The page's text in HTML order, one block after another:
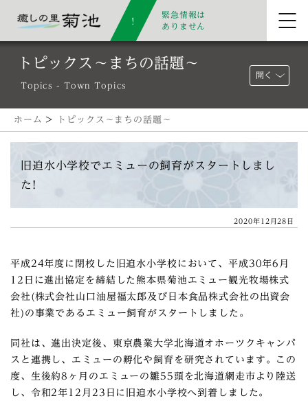
緊急情報は
ありません
トピックス～まちの話題～
Topics - Town Topics
開く
ホーム > トピックス～まちの話題～
旧迫水小学校でエミューの飼育がスタートしまし
た!
2020年12月28日
平成24年度に閉校した旧迫水小学校において、平成30年6月
12日に進出協定を締結した熊本県菊池エミュー観光牧場株式
会社(株式会社山口油屋福太郎及び日本食品株式会社の出資会
社)の事業であるエミュー飼育がスタートしました。
同社は、進出決定後、東京農業大学北海道オホーツクキャンパ
スと連携し、エミューの孵化や飼育を研究されています。この
度、生後約8ヶ月のエミューの雛55頭を北海道網走市より陸送
し、令和2年12月23日に旧迫水小学校へ到着しました。